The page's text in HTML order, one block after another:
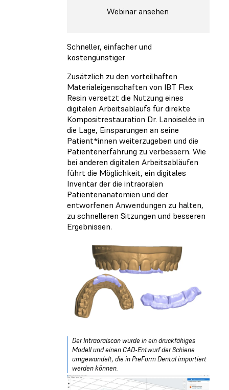
Webinar ansehen
Schneller, einfacher und
kostengünstiger
Zusätzlich zu den vorteilhaften
Materialeigenschaften von IBT Flex
Resin versetzt die Nutzung eines
digitalen Arbeitsablaufs für direkte
Kompositrestauration Dr. Lanoiselée in
die Lage, Einsparungen an seine
Patient*innen weiterzugeben und die
Patientenerfahrung zu verbessern. Wie
bei anderen digitalen Arbeitsabläufen
führt die Möglichkeit, ein digitales
Inventar der die intraoralen
Patientenanatomien und der
entworfenen Anwendungen zu halten,
zu schnelleren Sitzungen und besseren
Ergebnissen.
Der Intraoralscan wurde in ein druckfähiges
Modell und einen CAD-Entwurf der Schiene
umgewandelt, die in PreForm Dental importiert
werden können.